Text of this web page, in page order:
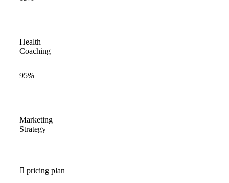
Health
Coaching
95%
Marketing
Strategy
pricing plan